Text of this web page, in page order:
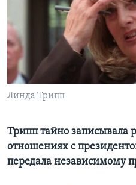
Learning English
СОЦИАЛЬНЫЕ СЕТИ
Линда Трипп
Трипп тайно записывала
отношениях с
передала независимому